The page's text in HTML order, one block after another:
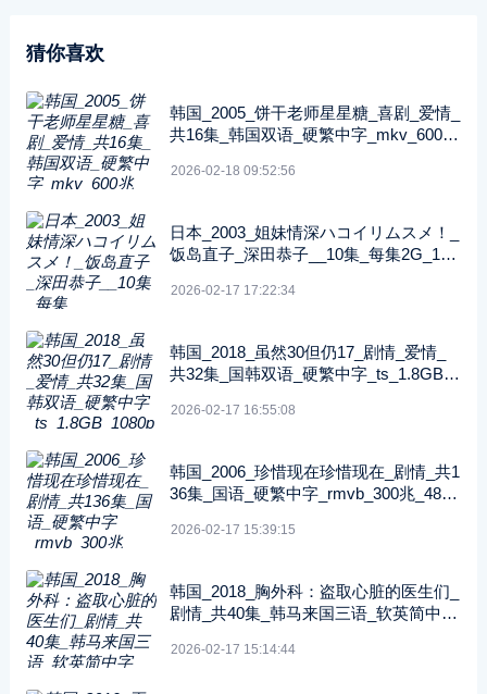
猜你喜欢
韩国_2005_饼干老师星星糖_喜剧_爱情_
共16集_韩国双语_硬繁中字_mkv_600兆
2026-02-18 09:52:56
日本_2003_姐妹情深ハコイリムスメ！_
饭岛直子_深田恭子__10集_每集2G_108
2026-02-17 17:22:34
韩国_2018_虽然30但仍17_剧情_爱情_
共32集_国韩双语_硬繁中字_ts_1.8GB_1
2026-02-17 16:55:08
韩国_2006_珍惜现在珍惜现在_剧情_共1
36集_国语_硬繁中字_rmvb_300兆_480p
2026-02-17 15:39:15
韩国_2018_胸外科：盗取心脏的医生们_
剧情_共40集_韩马来国三语_软英简中字
2026-02-17 15:14:44